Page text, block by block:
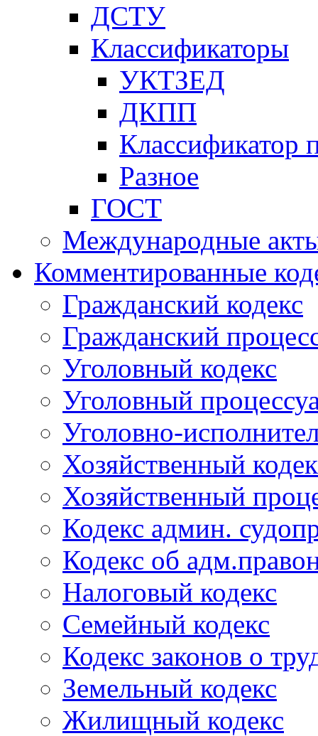
ДСТУ
Классификаторы
УКТЗЕД
ДКПП
Классификатор
Разное
ГОСТ
Международные
Комментированные
Гражданский кодекс
Гражданский
Уголовный кодекс
Уголовный
Уголовно-
Хозяйственный
Хозяйственный
Кодекс админ.
Кодекс об
Налоговый кодекс
Семейный кодекс
Кодекс законов о
Земельный кодекс
Жилищный кодекс